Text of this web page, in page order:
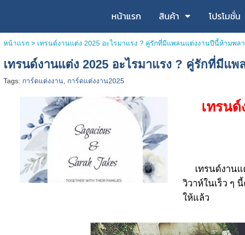
หน้าแรก สินค้า โปรโมชั่น
หน้าแรก> เทรนด์งานแต่ง 2025 อะไรมาแรง ? คู่รักที่มีแพลนแต่งงานปีนี้ห้ามพล
เทรนด์งานแต่ง 2025 อะไรมาแรง ? คู่รักที่มีแ
Tags: การ์ดแต่งงาน การ์ดแต่งงาน2025
เทรน
เทรนด์งานแ
วิวาห์ในเร็ว ๆ
ให้แล้ว